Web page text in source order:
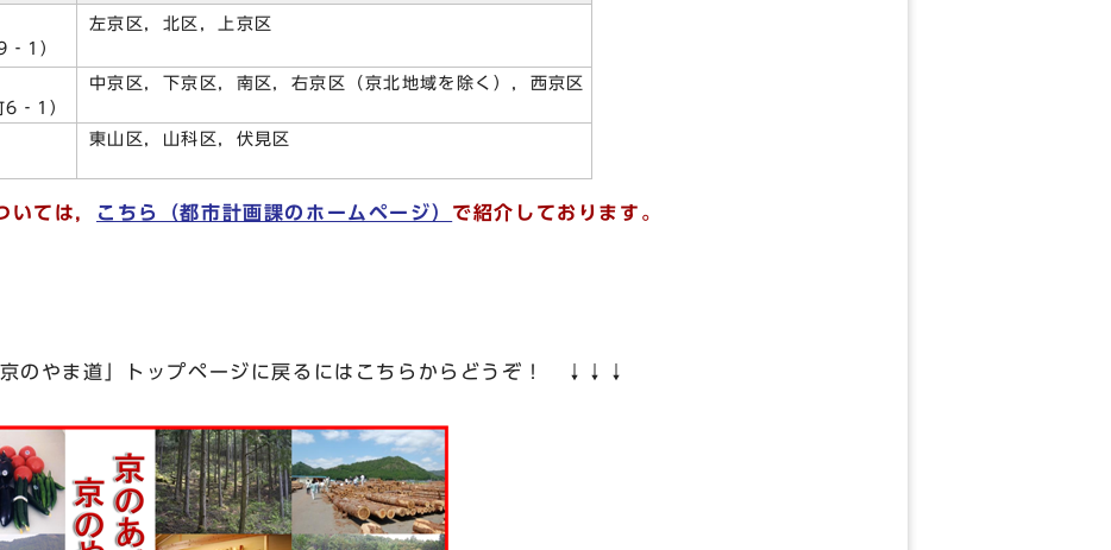
）
左京区，北区，上京区
6‐1）
中京区，下京区，南区，右京区（京北地域を除く），西京区
東山区，山科区，伏見区
いては， こちら（都市計画課のホームページ） で紹介しております。
やま道」トップページに戻るにはこちらからどうぞ！ ↓↓↓